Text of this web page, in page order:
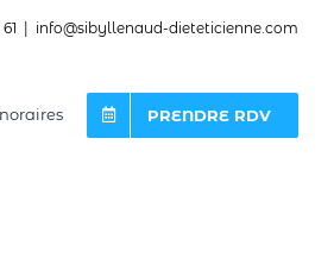
info@sibyllenaud-dieteticienne.com
PRENDRE RDV